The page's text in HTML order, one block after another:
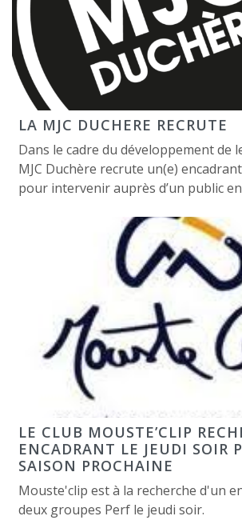
LA MJC DUCHERE RECRUTE
Dans le cadre du développement de
MJC Duchère recrute un(e)
pour intervenir auprès d’un public
LE CLUB MOUSTE’CLIP
ENCADRANT LE JEUDI SOIR
SAISON PROCHAINE
Mouste'clip est à la recherche d'un
deux groupes Perf le jeudi soir.